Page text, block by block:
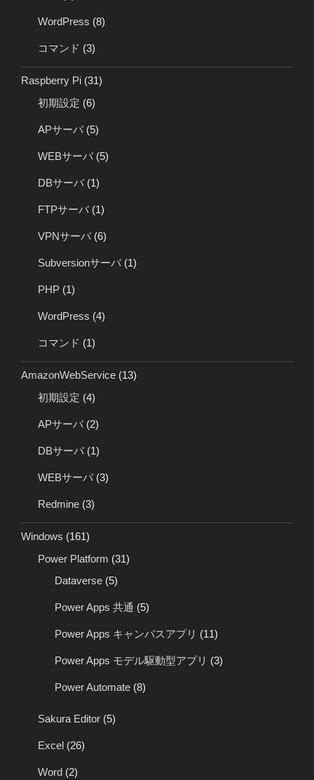
WordPress (8)
コマンド (3)
Raspberry Pi (31)
初期設定 (6)
APサーバ(5)
WEBサーバ(5)
DBサーバ(1)
FTPサーバ(1)
VPNサーバ(6)
Subversionサーバ(1)
PHP (1)
WordPress (4)
コマンド (1)
AmazonWebService (13)
初期設定 (4)
APサーバ(2)
DBサーバ(1)
WEBサーバ(3)
Redmine (3)
Windows (161)
Power Platform (31)
Dataverse (5)
Power Apps 共通 (5)
Power Apps キャンバスアプリ (11)
Power Apps モデル駆動型アプリ (3)
Power Automate (8)
Sakura Editor (5)
Excel (26)
Word (2)